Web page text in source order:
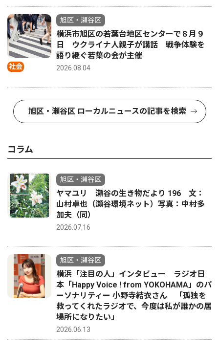
社会
旭区・瀬谷区
横浜市旭区の若葉台地区センターで８月９
日 ウクライナ人親子が講話 戦争体験を
語り継ぐ若葉の会が主催
2026.08.04
旭区・瀬谷区 ローカルニュースの記事を検索
コラム
旭区・瀬谷区
ヤマユリ 瀬谷の生き物だより 196 文：
山村卓也（瀬谷環境ネット）写真：中村多
加夫（同）
2026.07.16
旭区・瀬谷区
横浜「注目の人」インタビュー ラジオ日
本「Happy Voice ! from YOKOHAMA」のパ
ーソナリティー 小野寺結衣さん 「孤独を
救ってくれたラジオで、今度は私が誰かの居
場所になりたい」
2026.06.13